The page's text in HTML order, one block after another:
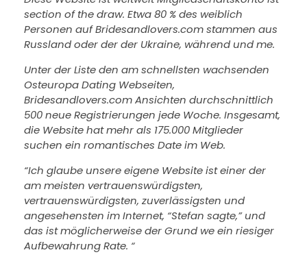
section of the draw. Etwa 80 % des weiblich
Personen auf Bridesandlovers.com stammen aus
Russland oder der der Ukraine, während und me.
Unter der Liste den am schnellsten wachsenden
Osteuropa Dating Webseiten,
Bridesandlovers.com Ansichten durchschnittlich
500 neue Registrierungen jede Woche. Insgesamt,
die Website hat mehr als 175.000 Mitglieder
suchen ein romantisches Date im Web.
“Ich glaube unsere eigene Website ist einer der
am meisten vertrauenswürdigsten,
vertrauenswürdigsten, zuverlässigsten und
angesehensten im Internet, “Stefan sagte,” und
das ist möglicherweise der Grund we ein riesiger
Aufbewahrung Rate. “